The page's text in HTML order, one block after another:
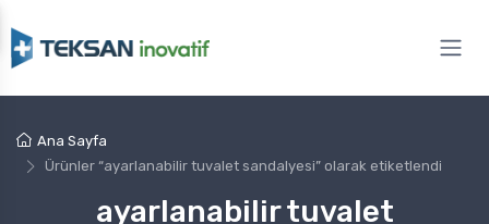
Ana Sayfa
Ürünler “ayarlanabilir tuvalet sandalyesi” olarak etiketlendi
ayarlanabilir tuvalet